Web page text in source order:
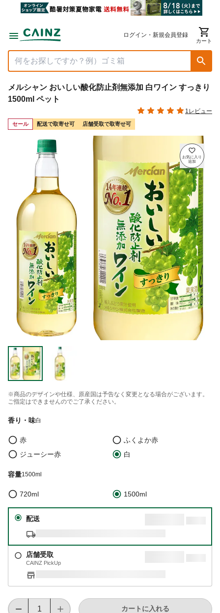
ログイン・新規会員登録
カート
メルシャン おいしい酸化防止剤無添加 白ワイン すっきり
1500ml ペット
1レビュー
セール 配送で取寄せ可 店舗受取で取寄せ可
※商品のデザインや仕様、原産国は予告なく変更となる場合がございます。
ご指定はできませんのでご了承ください。
香り・味白
赤
ふくよか赤
ジューシー赤
白
容量1500ml
720ml 1500ml
配送
店舗受取
CAINZ PickUp
カートに入れる